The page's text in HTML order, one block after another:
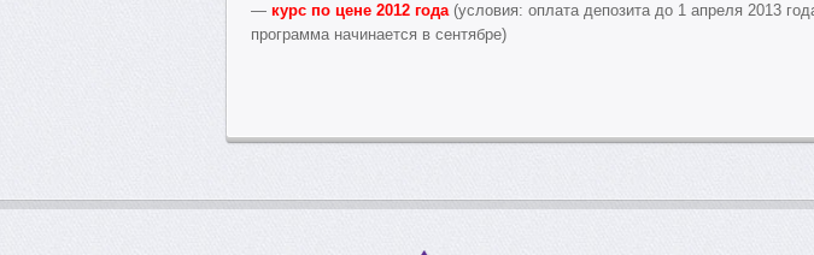
— курс по цене 2012 года(условия: оплата депозита до 1 апреля 2013
программа начинается в сентябре)